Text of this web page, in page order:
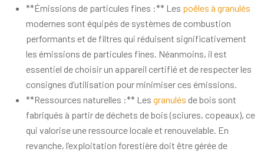
**Émissions de particules fines :** Les poêles à granulés
modernes sont équipés de systèmes de combustion
performants et de filtres qui réduisent significativement
les émissions de particules fines. Néanmoins, il est
essentiel de choisir un appareil certifié et de respecter les
consignes d’utilisation pour minimiser ces émissions.
**Ressources naturelles :** Les granulés de bois sont
fabriqués à partir de déchets de bois (sciures, copeaux), ce
qui valorise une ressource locale et renouvelable. En
revanche, l’exploitation forestière doit être gérée de